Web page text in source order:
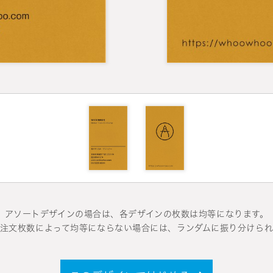
アソートデザインの場合は、各デザインの枚数は均等になります。
文枚数によって均等にならない場合には、ランダムに振り分けら